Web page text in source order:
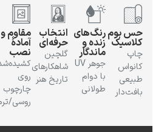
ادوارد هاپر
ادگار دگا
رنگ‌های
زنده و
ماندگار
جوهر UV
با دوام
طولانی
انتخاب
حرفه‌ای
گلچین
شاهکارهای
تاریخ هنر
مقاوم و
آمادهٔ
نصب
کشیده‌شده
روی
چارچوب
سه شیوهٔ
ساخت
رول، بوم،
بوم با قاب